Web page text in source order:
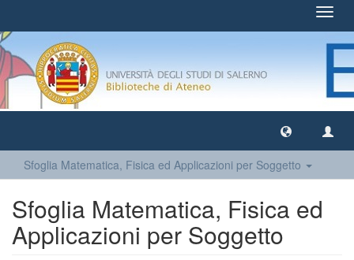
Sfoglia Matematica, Fisica ed Applicazioni per Soggetto
Sfoglia Matematica, Fisica ed
Applicazioni per Soggetto